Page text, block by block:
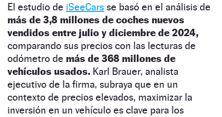
El estudio de iSeeCars se basó en el análisis de
más de 3,8 millones de coches nuevos
vendidos entre julio y diciembre de 2024,
comparando sus precios con las lecturas de
odómetro de más de 368 millones de
vehículos usados. Karl Brauer, analista
ejecutivo de la firma, subraya que en un
contexto de precios elevados, maximizar la
inversión en un vehículo es clave para los